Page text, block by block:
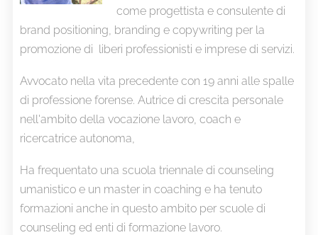
come progettista e consulente di
brand positioning, branding e copywriting per la
promozione di liberi professionisti e imprese di servizi.
Avvocato nella vita precedente con 19 anni alle spalle
di professione forense. Autrice di crescita personale
nell'ambito della vocazione lavoro, coach e
ricercatrice autonoma,
Ha frequentato una scuola triennale di counseling
umanistico e un master in coaching e ha tenuto
formazioni anche in questo ambito per scuole di
counseling ed enti di formazione lavoro.